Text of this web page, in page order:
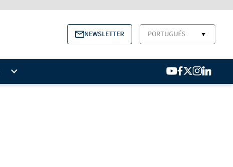
NEWSLETTER PORTUGUÉS ▼